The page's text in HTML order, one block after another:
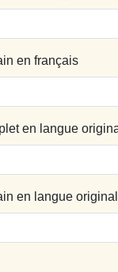
en français
en langue
en langue